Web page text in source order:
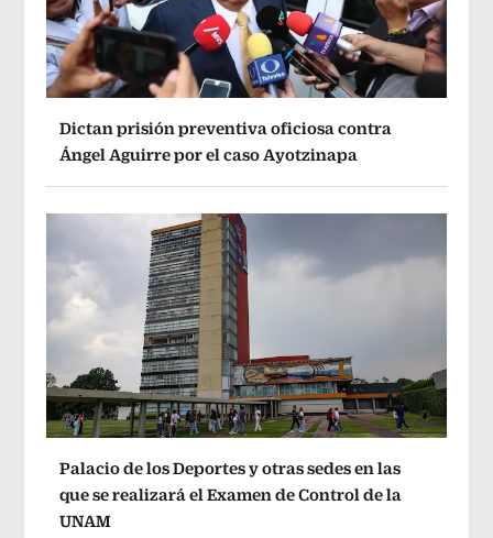
Dictan prisión preventiva oficiosa contra
Ángel Aguirre por el caso Ayotzinapa
Palacio de los Deportes y otras sedes en las
que se realizará el Examen de Control de la
UNAM